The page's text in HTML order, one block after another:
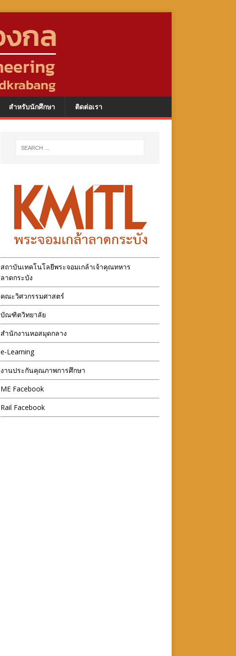
สำหรับนักศึกษา ติดต่อเรา
สถาบันเทคโนโลยีพระจอมเกล้าเจ้าคุณทหาร
ลาดกระบัง
คณะวิศวกรรมศาสตร์
บัณฑิตวิทยาลัย
สำนักงานหอสมุดกลาง
e-Learning
งานประกันคุณภาพการศึกษา
ME Facebook
Rail Facebook